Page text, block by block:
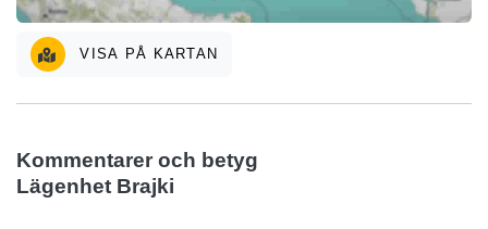
VISA PÅ KARTAN
Kommentarer och betyg
Lägenhet Brajki